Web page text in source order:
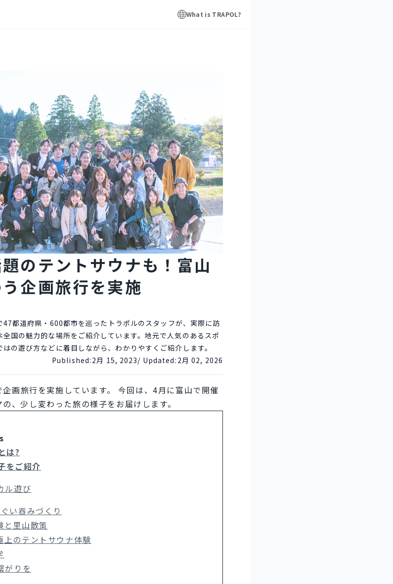
What is TRAPOL?
題のテントサウナも！富山
企画旅行を実施
47都道府県・600都市を巡ったトラポルのスタッフが、実際に訪
国の魅力的な場所をご紹介しています。地元で人気のあるスポ
の遊び方などに着目しながら、わかりやすくご紹介します。
Published: 2月 15, 2023/ Updated: 2月 02, 2026
画旅行を実施しています。 今回は、4月に富山で開催
、少し変わった旅の様子をお届けします。
は?
をご紹介
ル遊び
い吞みづくり
と里山散策
上のテントサウナ体験
がりを